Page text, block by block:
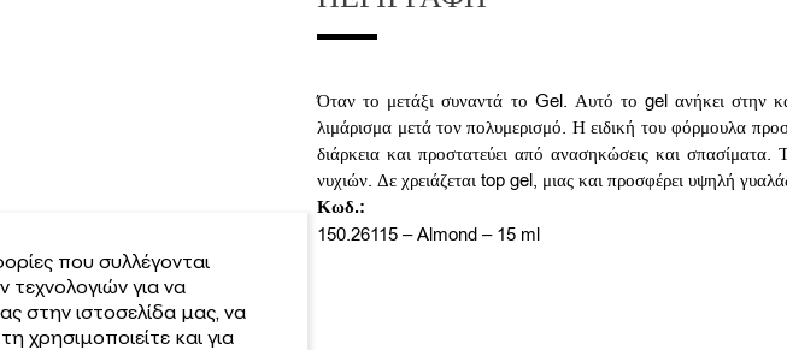
Όταν το μετάξι συναντά το Gel. Αυτό το gel ανήκει στην
λιμάρισμα μετά τον πολυμερισμό. Η ειδική του φόρμουλα
διάρκεια και προστατεύει από ανασηκώσεις και
νυχιών. Δε χρειάζεται top gel, μιας και προσφέρει υψηλή
Κωδ.:
150.26115 – Almond – 15 ml
που συλλέγονται
για να
στην ιστοσελίδα μας, να
χρησιμοποιείτε και για